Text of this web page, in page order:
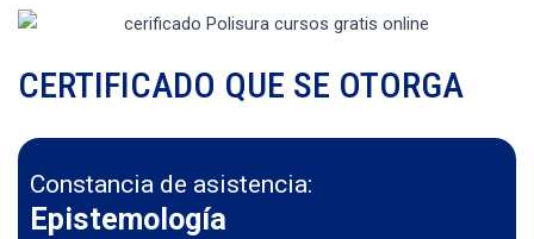
CERTIFICADO QUE SE OTORGA
Constancia de asistencia:
Epistemología